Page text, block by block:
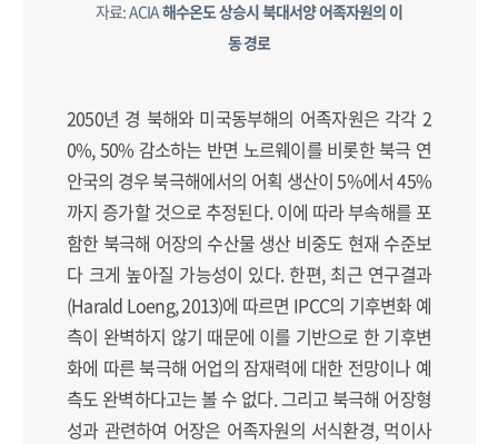
자료: ACIA해수온도 상승시 북대서양 어족자원의 이
동 경로
2050년 경 북해와 미국동부해의 어족자원은 각각 2
0%, 50% 감소하는 반면 노르웨이를 비롯한 북극 연
안국의 경우 북극해에서의 어획 생산이 5%에서 45%
까지 증가할 것으로 추정된다. 이에 따라 부속해를 포
함한 북극해 어장의 수산물 생산 비중도 현재 수준보
다 크게 높아질 가능성이 있다. 한편, 최근 연구결과
(Harald Loeng, 2013)에 따르면 IPCC의 기후변화 예
측이 완벽하지 않기 때문에 이를 기반으로 한 기후변
화에 따른 북극해 어업의 잠재력에 대한 전망이나 예
측도 완벽하다고는 볼 수 없다. 그리고 북극해 어장형
성과 관련하여 어장은 어족자원의 서식환경, 먹이사